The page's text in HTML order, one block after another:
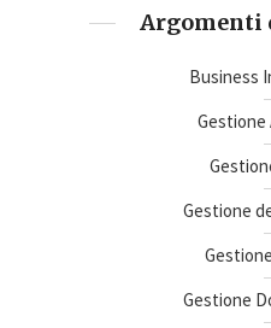
Argomenti
Business
Gestione
Gestione
Gestione